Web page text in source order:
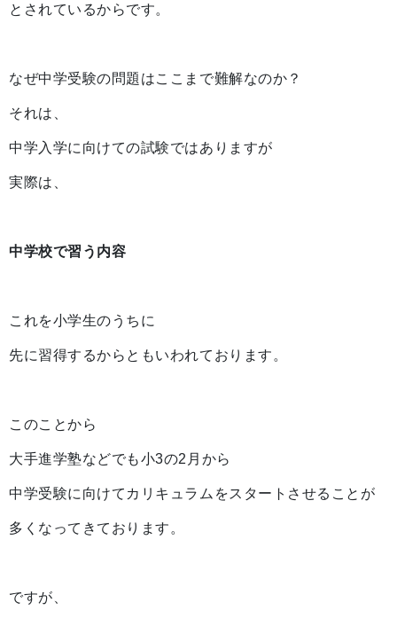
とされているからです。
なぜ中学受験の問題はここまで難解なのか？
それは、
中学入学に向けての試験ではありますが
実際は、
中学校で習う内容
これを小学生のうちに
先に習得するからともいわれております。
このことから
大手進学塾などでも小3の2月から
中学受験に向けてカリキュラムをスタートさせることが
多くなってきております。
ですが、